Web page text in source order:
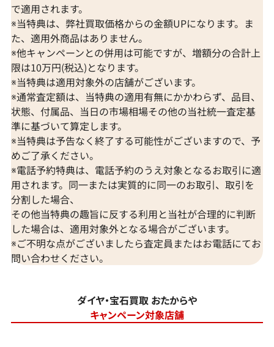
で適用されます。
※当特典は、弊社買取価格からの金額UPになります。ま
た、適用外商品はありません。
※他キャンペーンとの併用は可能ですが、増額分の合計上
限は10万円(税込)となります。
※当特典は適用対象外の店舗がございます。
※通常査定額は、当特典の適用有無にかかわらず、品目、
状態、付属品、当日の市場相場その他の当社統一査定基
準に基づいて算定します。
※当特典は予告なく終了する可能性がございますので、予
めご了承ください。
※電話予約特典は、電話予約のうえ対象となるお取引に適
用されます。同一または実質的に同一のお取引、取引を
分割した場合、
その他当特典の趣旨に反する利用と当社が合理的に判断
した場合は、適用対象外となる場合がございます。
※ご不明な点がございましたら査定員またはお電話にてお
問い合わせください。
ダイヤ・宝石買取 おたからや
キャンペーン対象店舗